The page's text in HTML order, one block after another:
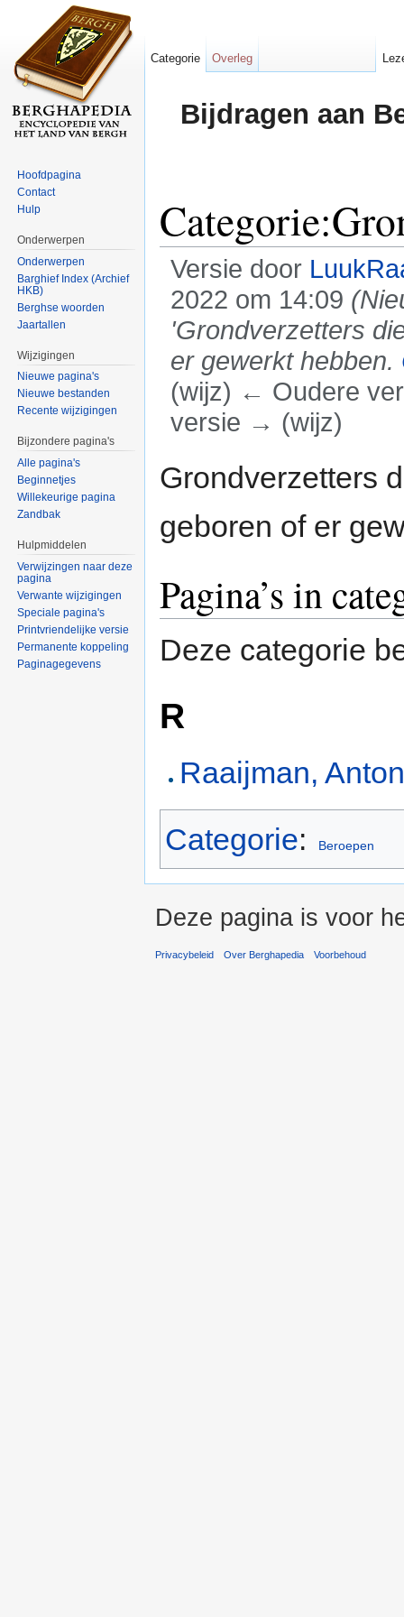
Bijdragen aan
Versie door
2022 om 14:09
'Grondverzetters
er gewerkt hebben.
(wijz) ← Oudere
versie → (wijz)
Grondverzetters
geboren of er
Pagina’s in
Deze categorie
R
Raaijman,
Categorie: Beroepen
Categorie Overleg
Hoofdpagina
Contact
Hulp
Onderwerpen
Onderwerpen
Barghief Index (Archief
HKB)
Berghse woorden
Jaartallen
Wijzigingen
Nieuwe pagina's
Nieuwe bestanden
Recente wijzigingen
Bijzondere pagina's
Alle pagina's
Beginnetjes
Willekeurige pagina
Zandbak
Hulpmiddelen
Verwijzingen naar deze
pagina
Verwante wijzigingen
Speciale pagina's
Printvriendelijke versie
Permanente koppeling
Paginagegevens
Deze pagina is voor
Privacybeleid Over Berghapedia Voorbehoud